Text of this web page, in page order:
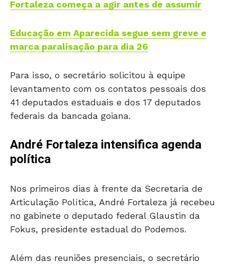
Fortaleza começa a agir antes de assumir
Educação em Aparecida segue sem greve e
marca paralisação para dia 26
Para isso, o secretário solicitou à equipe
levantamento com os contatos pessoais dos
41 deputados estaduais e dos 17 deputados
federais da bancada goiana.
André Fortaleza intensifica agenda
política
Nos primeiros dias à frente da Secretaria de
Articulação Política, André Fortaleza já recebeu
no gabinete o deputado federal Glaustin da
Fokus, presidente estadual do Podemos.
Além das reuniões presenciais, o secretário